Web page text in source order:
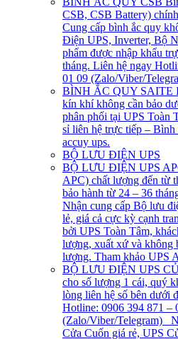
CSB, CSB Battery)
Cung cấp bình ắc quy
Điện UPS, Inverter, Bộ
phẩm được nhập khẩu
tháng. Liên hệ ngay
01 09 (Zalo/Viber/
BÌNH ẮC QUY SAITE
kín khí không cần bảo
phân phối tại UPS Toàn
sỉ liên hệ trực tiếp – Bình
accuy ups.
BỘ LƯU ĐIỆN UPS
BỘ LƯU ĐIỆN UPS
APC) chất lượng đến từ
bảo hành từ 24 – 36
Nhận cung cấp Bộ lưu
lẻ, giá cả cực kỳ cạnh
bởi UPS Toàn Tâm,
lượng, xuất xứ và không
lượng. Tham khảo UPS
BỘ LƯU ĐIỆN UPS
cho số lượng 1 cái, quý
lòng liên hệ số bên dưới
Hotline: 0906 394 871 –
(Zalo/Viber/Telegram)
Cửa Cuốn giá rẻ, UPS